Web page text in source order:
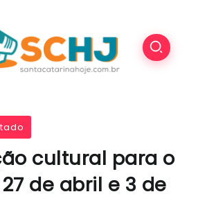
cultural para o
de abril e 3 de